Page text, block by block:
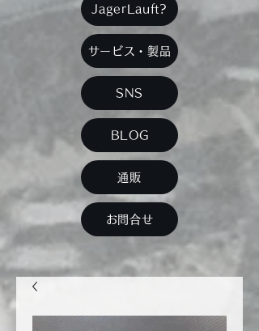
JagerLauft?
サービス・製品
SNS
BLOG
通販
お問合せ